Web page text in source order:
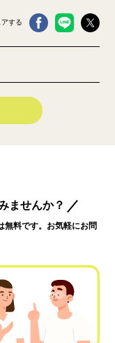
する
ませんか？
無料です。お気軽にお問